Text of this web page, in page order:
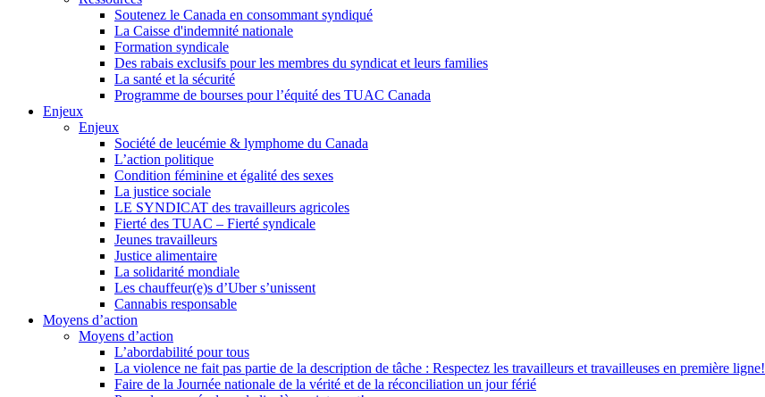
Soutenez le Canada en consommant syndiqué
La Caisse d'indemnité nationale
Formation syndicale
Des rabais exclusifs pour les membres du syndicat et leurs families
La santé et la sécurité
Programme de bourses pour l’équité des TUAC Canada
Enjeux
Enjeux
Société de leucémie & lymphome du Canada
L’action politique
Condition féminine et égalité des sexes
La justice sociale
LE SYNDICAT des travailleurs agricoles
Fierté des TUAC – Fierté syndicale
Jeunes travailleurs
Justice alimentaire
La solidarité mondiale
Les chauffeur(e)s d’Uber s’unissent
Cannabis responsable
Moyens d’action
Moyens d’action
L’abordabilité pour tous
La violence ne fait pas partie de la description de tâche : Respectez les travailleurs et travailleuses en première ligne!
Faire de la Journée nationale de la vérité et de la réconciliation un jour férié